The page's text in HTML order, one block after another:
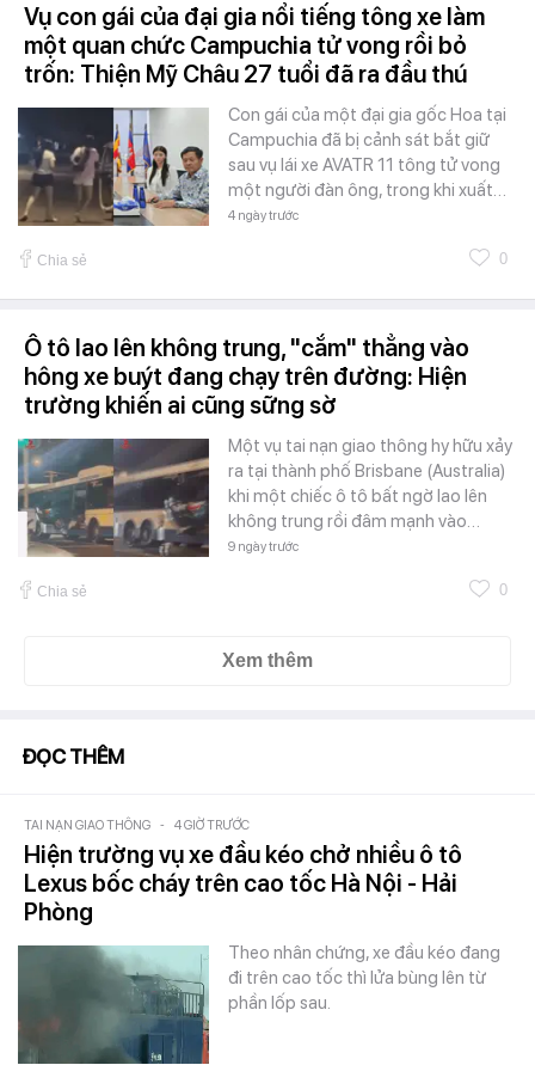
Vụ con gái của đại gia nổi tiếng tông xe làm
một quan chức Campuchia tử vong rồi bỏ
trốn: Thiện Mỹ Châu 27 tuổi đã ra đầu thú
Con gái của một đại gia gốc Hoa tại
Campuchia đã bị cảnh sát bắt giữ
sau vụ lái xe AVATR 11 tông tử vong
một người đàn ông, trong khi xuất…
4 ngày trước
Chia sẻ 0
Ô tô lao lên không trung, "cắm" thẳng vào
hông xe buýt đang chạy trên đường: Hiện
trường khiến ai cũng sững sờ
Một vụ tai nạn giao thông hy hữu xảy
ra tại thành phố Brisbane (Australia)
khi một chiếc ô tô bất ngờ lao lên
không trung rồi đâm mạnh vào…
9 ngày trước
Chia sẻ 0
Xem thêm
ĐỌC THÊM
TAI NẠN GIAO THÔNG - 4 GIỜ TRƯỚC
Hiện trường vụ xe đầu kéo chở nhiều ô tô
Lexus bốc cháy trên cao tốc Hà Nội - Hải
Phòng
Theo nhân chứng, xe đầu kéo đang
đi trên cao tốc thì lửa bùng lên từ
phần lốp sau.